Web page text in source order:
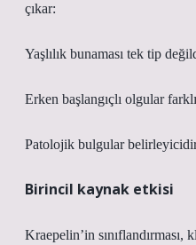
çıkar:
Yaşlılık bunaması tek tip
Erken başlangıçlı olgular
Patolojik bulgular
Birincil kaynak etkisi
Kraepelin’in